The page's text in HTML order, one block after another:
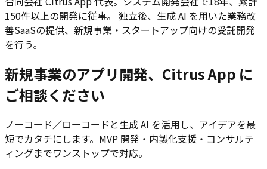
150件以上の開発に従事。 独立後、生成 AI を用いた業務改
善SaaSの提供、新規事業・スタートアップ向けの受託開発
を行う。
新規事業のアプリ開発、Citrus App に
ご相談ください
ノーコード／ローコードと生成 AI を活用し、アイデアを最
短でカタチにします。MVP 開発・内製化支援・コンサルテ
ィングまでワンストップで対応。